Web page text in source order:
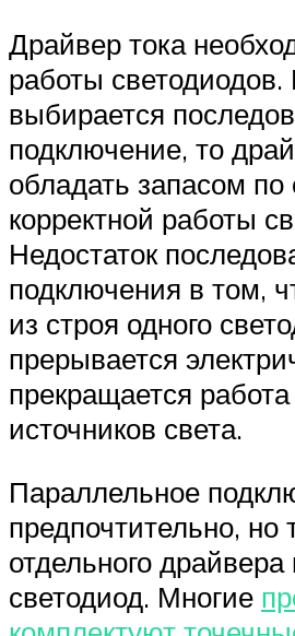
Драйвер тока
работы светодиодов.
выбирается
подключение, то
обладать запасом по
корректной работы
Недостаток
подключения в том,
из строя одного
прерывается
прекращается
источников света.
Параллельное
предпочтительно, но
отдельного
светодиод. Многие